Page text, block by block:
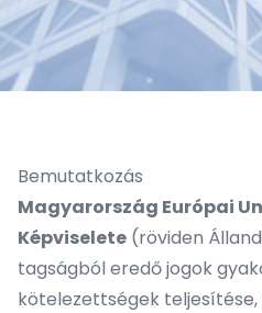
Bemutatkozás
Magyarország Európai
Képviselete (röviden
tagságból eredő jogok
kötelezettségek